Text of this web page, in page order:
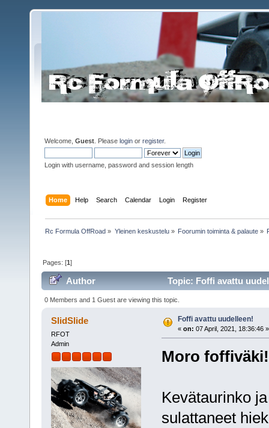
Welcome, Guest . Please login or register.
Login with username, password and session length
Home Help Search Calendar Login Register
Rc Formula OffRoad » Yleinen keskustelu» Foorumin toiminta & palaute»
Pages: [1]
Author Topic: Foffi avattu
0 Members and 1 Guest are viewing this topic.
SlidSlide
RFOT
Admin
Foffi avattu uudelleen!
« on: 07 April, 2021, 18:36:46 »
Moro foffiväki!
Kevätaurinko
sulattaneet